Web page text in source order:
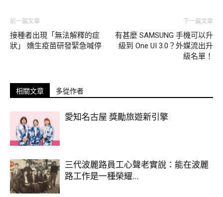
硬件部份裝置將配備新代 A14 仿生晶片，5G 功能方面，港版
iPhone 12 Pro（型號 A2408）跟 iPhone 12 Pro Max（型號
Nano SIM 卡槽並支援雙卡雙待，不過廠方文件就未提供支援
詳情。
前一篇文章
接種者出現「無法解釋的症
狀」 嬌生疫苗研發緊急喊停
下一篇文章
有甚麼 SAMSUNG 手機可以升
級到 One UI 3.0？外媒流出升
級名單！
相關文章 多從作者
愛知名古屋 獎勵旅遊新引擎
三代波麗路員工心聲老實說：能在波麗
路工作是一種榮耀...